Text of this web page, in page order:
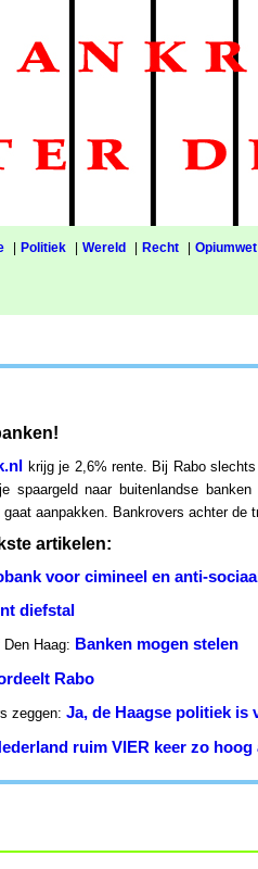
| Politiek| Wereld Recht| Opiumwet
krijg je 2,6% rente. Bij Rabo
spaargeld naar buitenlandse
gaat aanpakken. Bankrovers achter de
artikelen:
voor cimineel en anti-
diefstal
Haag: Banken mogen stelen
Rabo
zeggen: Ja, de Haagse politiek is
ruim VIER keer zo